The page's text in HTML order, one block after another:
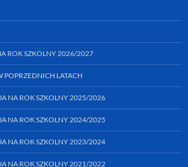
ROK SZKOLNY 2026/2027
POPRZEDNICH LATACH
NA ROK SZKOLNY 2025/2026
NA ROK SZKOLNY 2024/2025
NA ROK SZKOLNY 2023/2024
NA ROK SZKOLNY 2021/2022